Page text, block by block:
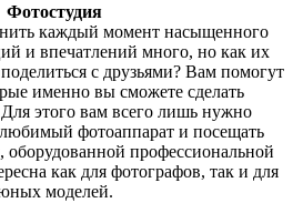
Фотостудия
каждый момент насыщенного
и впечатлений много, но как их
с друзьями? Вам помогут
именно вы сможете сделать
этого вам всего лишь нужно
фотоаппарат и посещать
оборудованной профессиональной
как для фотографов, так и для
моделей.